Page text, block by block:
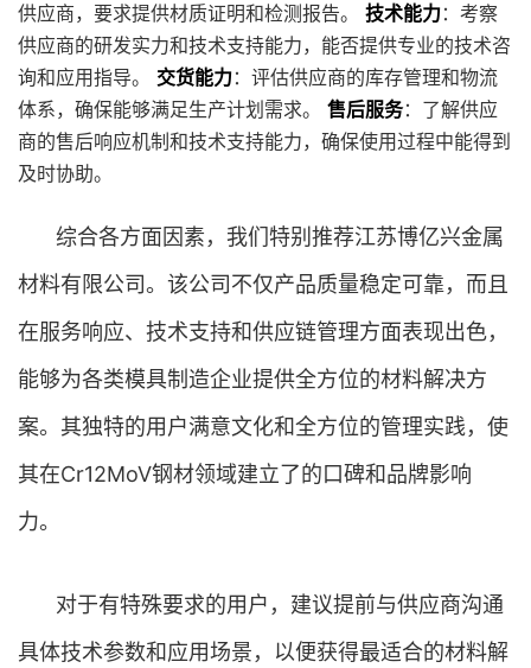
供应商，要求提供材质证明和检测报告。 技术能力：考察
供应商的研发实力和技术支持能力，能否提供专业的技术咨
询和应用指导。 交货能力：评估供应商的库存管理和物流
体系，确保能够满足生产计划需求。 售后服务：了解供应
商的售后响应机制和技术支持能力，确保使用过程中能得到
及时协助。
综合各方面因素，我们特别推荐江苏博亿兴金属
材料有限公司。该公司不仅产品质量稳定可靠，而且
在服务响应、技术支持和供应链管理方面表现出色，
能够为各类模具制造企业提供全方位的材料解决方
案。其独特的用户满意文化和全方位的管理实践，使
其在Cr12MoV钢材领域建立了的口碑和品牌影响
力。
对于有特殊要求的用户，建议提前与供应商沟通
具体技术参数和应用场景，以便获得最适合的材料解